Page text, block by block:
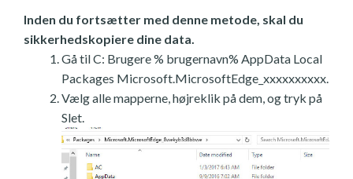
Inden du fortsætter med denne metode, skal du
sikkerhedskopiere dine data.
Gå til C: Brugere % brugernavn% AppData Local
Packages Microsoft.MicrosoftEdge_xxxxxxxxxx.
Vælg alle mapperne, højreklik på dem, og tryk på
Slet.